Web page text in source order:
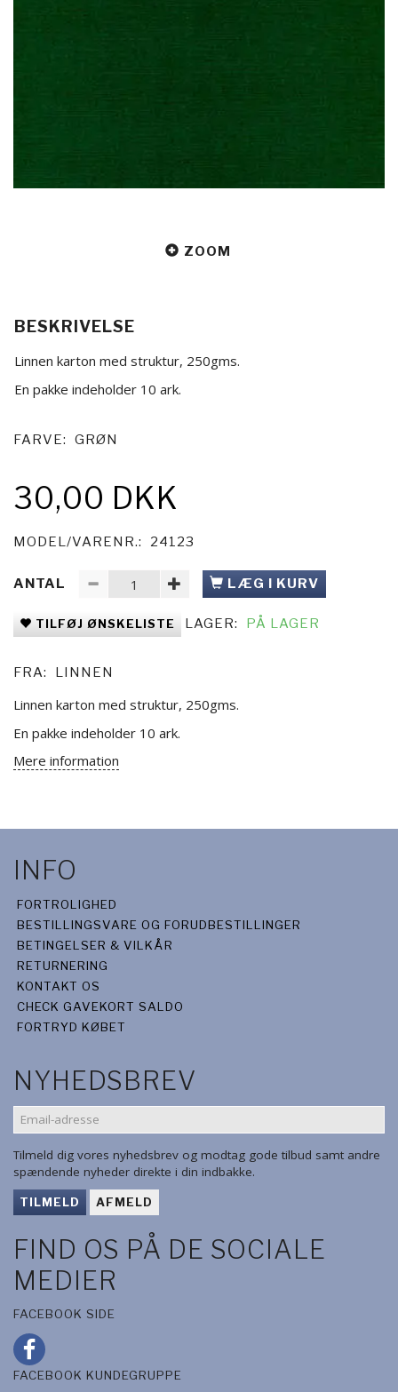
ZOOM
BESKRIVELSE
Linnen karton med struktur, 250gms.
En pakke indeholder 10 ark.
FARVE: GRØN
30,00 DKK
MODEL/VARENR.: 24123
ANTAL LÆG I KURV
TILFØJ ØNSKELISTE LAGER: PÅ LAGER
FRA: LINNEN
Linnen karton med struktur, 250gms.
En pakke indeholder 10 ark.
Mere information
INFO
FORTROLIGHED
BESTILLINGSVARE OG FORUDBESTILLINGER
BETINGELSER & VILKÅR
RETURNERING
KONTAKT OS
CHECK GAVEKORT SALDO
FORTRYD KØBET
NYHEDSBREV
EMAIL-
ADRESSE
Tilmeld dig vores nyhedsbrev og modtag gode tilbud samt andre
spændende nyheder direkte i din indbakke.
TILMELD AFMELD
FIND OS PÅ DE SOCIALE
MEDIER
FACEBOOK SIDE
FACEBOOK KUNDEGRUPPE